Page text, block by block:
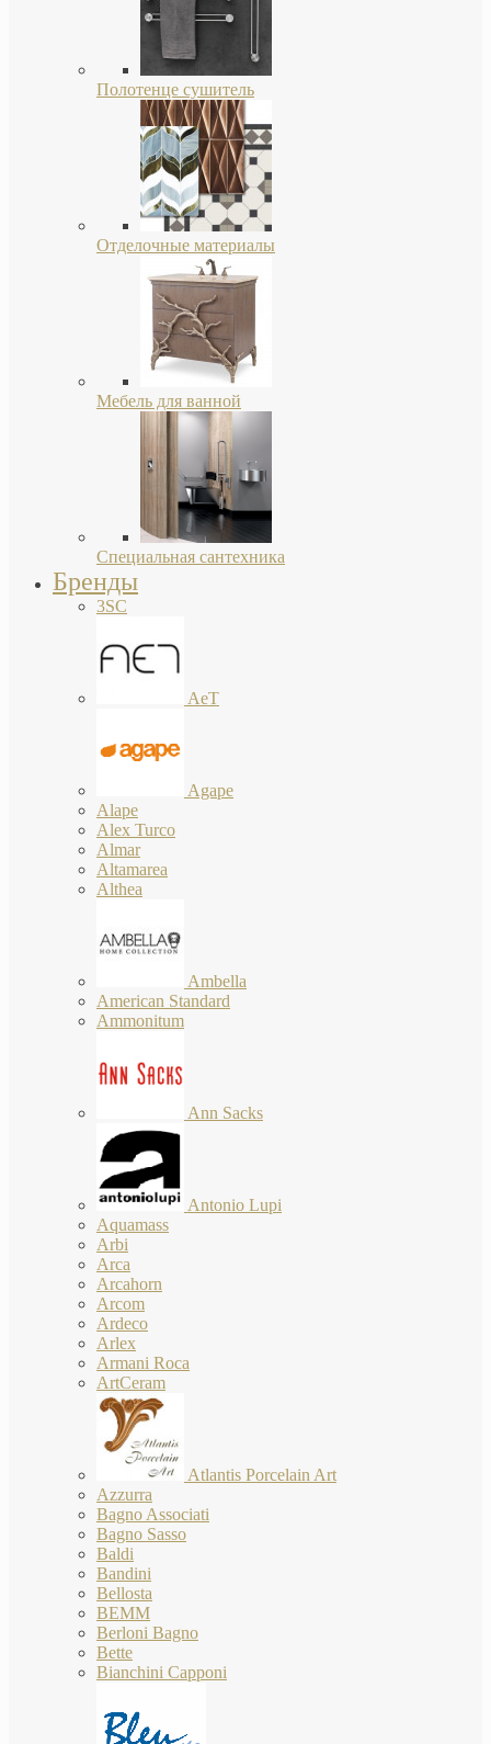
Полотенце сушитель
Отделочные материалы
Мебель для ванной
Специальная сантехника
Бренды
3SC
AeT
Agape
Alape
Alex Turco
Almar
Altamarea
Althea
Ambella
American Standard
Ammonitum
Ann Sacks
Antonio Lupi
Aquamass
Arbi
Arca
Arcahorn
Arcom
Ardeco
Arlex
Armani Roca
ArtCeram
Atlantis Porcelain Art
Azzurra
Bagno Associati
Bagno Sasso
Baldi
Bandini
Bellosta
BEMM
Berloni Bagno
Bette
Bianchini Capponi